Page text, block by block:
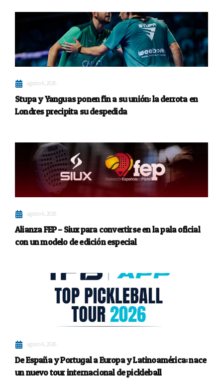
agosto 6, 2026
Stupa y Yanguas ponen fin a su unión: la derrota en
Londres precipita su despedida
agosto 6, 2026
Alianza FEP – Siux para convertirse en la pala oficial
con un modelo de edición especial
agosto 6, 2026
De España y Portugal a Europa y Latinoamérica: nace
un nuevo tour internacional de pickleball